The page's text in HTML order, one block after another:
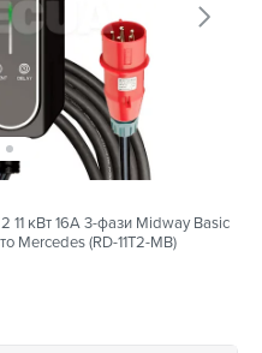
кВт 16A 3-фази Midway Basic
Mercedes (RD-11T2-MB)